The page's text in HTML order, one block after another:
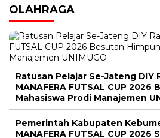
OLAHRAGA
Ratusan Pelajar Se-Jateng DIY
MANAFERA FUTSAL CUP
Mahasiswa Prodi Manajemen
Pemerintah Kabupaten
MANAFERA FUTSAL CUP 2026